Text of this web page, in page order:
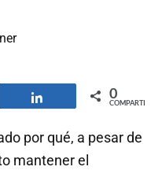
Compartir 0
COMPARTIR
por qué, a pesar de
mantener el